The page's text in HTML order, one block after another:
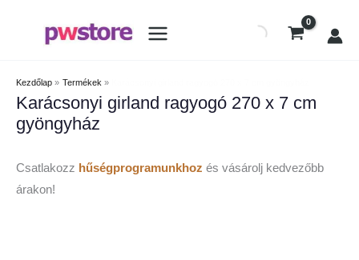
Kezdőlap Termékek
Karácsonyi girland ragyogó 270 x 7 cm
gyöngyház
Csatlakozz hűségprogramunkhoz és vásárolj kedvezőbb
árakon!